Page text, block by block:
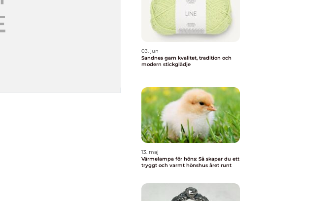
03. jun
Sandnes garn kvalitet, tradition och
modern stickglädje
13. maj
Värmelampa för höns: Så skapar du ett
tryggt och varmt hönshus året runt